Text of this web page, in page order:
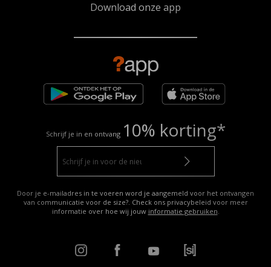
Download onze app
Schrijf je in en ontvang 10% korting*
Door je e-mailadres in te voeren word je aangemeld voor het ontvangen
van communicatie voor de size?. Check ons privacybeleid voor meer
informatie over hoe wij jouw informatie gebruiken.